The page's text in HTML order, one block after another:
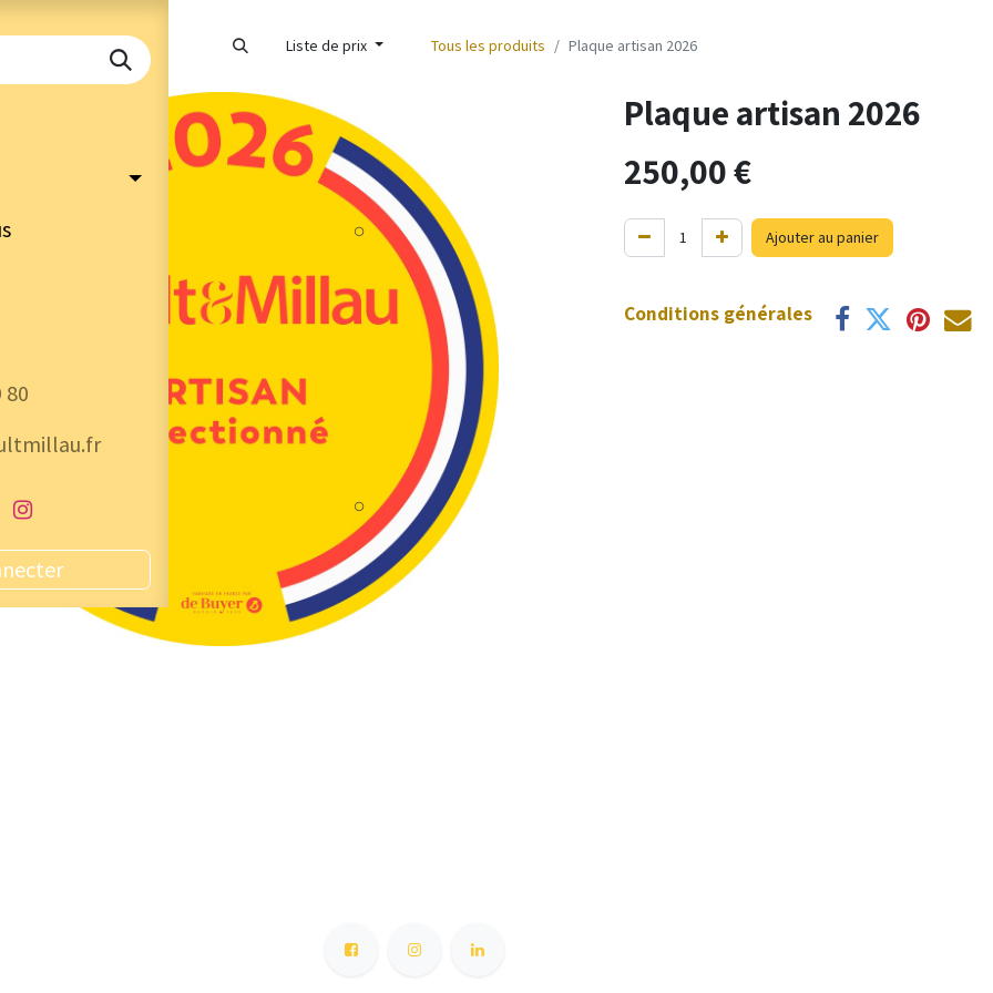
80
Liste de prix Tous les produits Plaque artisan 2026
Plaque artisan 2026
250,00€
Ajouter au panier
Conditions générales